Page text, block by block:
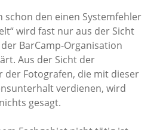
schon den einen Systemfehler
wird fast nur aus der Sicht
BarCamp-Organisation
Aus der Sicht der
der Fotografen, die mit dieser
verdienen, wird
gesagt.